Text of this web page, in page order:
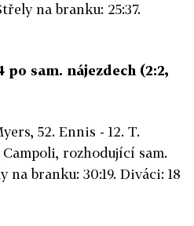
na branku: 25:37.
sam. nájezdech (2:2,
52. Ennis - 12. T.
Campoli, rozhodující sam.
na branku: 30:19. Diváci: 18